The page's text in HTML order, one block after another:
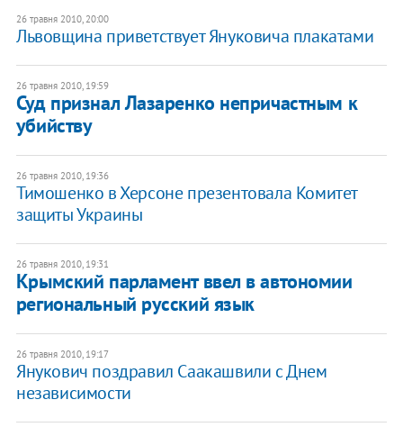
26 травня 2010, 20:00
Львовщина приветствует Януковича плакатами
26 травня 2010, 19:59
Суд признал Лазаренко непричастным к
убийству
26 травня 2010, 19:36
Тимошенко в Херсоне презентовала Комитет
защиты Украины
26 травня 2010, 19:31
Крымский парламент ввел в автономии
региональный русский язык
26 травня 2010, 19:17
Янукович поздравил Саакашвили с Днем
независимости